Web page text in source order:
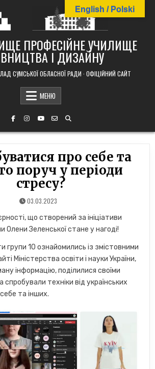
ПРОФЕСІЙНЕ УЧИЛИЩЕ
І ДИЗАЙНУ
СУМСЬКОЇ ОБЛАСНОЇ РАДИ · ОФІЦІЙНИЙ САЙТ
МЕНЮ
про себе та
поруч у періоди
стресу?
03.03.2023
що створений за ініціативи
Олени Зеленської стане у нагоді!
групи 10 ознайомились із змістовними
Міністерства освіти і науки України,
інформацію, поділилися своїми
техніки від українських
та інших.
English / Polski